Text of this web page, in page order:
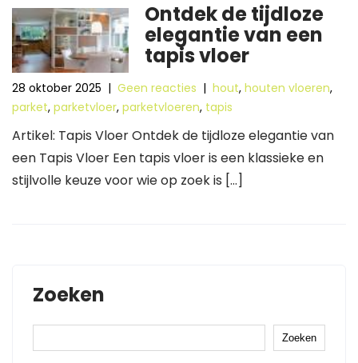
Ontdek de tijdloze
elegantie van een
tapis vloer
28 oktober 2025 | Geen reacties | hout, houten vloeren,
parket, parketvloer, parketvloeren, tapis
Artikel: Tapis Vloer Ontdek de tijdloze elegantie van
een Tapis Vloer Een tapis vloer is een klassieke en
stijlvolle keuze voor wie op zoek is […]
Zoeken
Zoeken